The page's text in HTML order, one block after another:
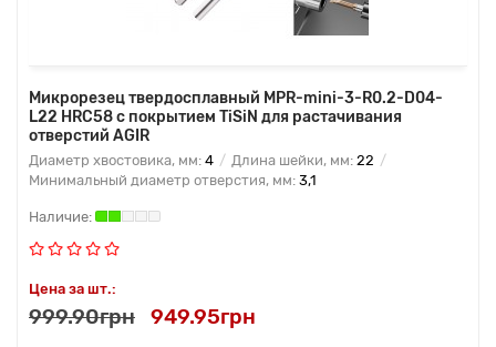
Микрорезец твердосплавный MPR-mini-3-R0.2-D04-
L22 HRC58 с покрытием TiSiN для растачивания
отверстий AGIR
Диаметр хвостовика, мм: 4 Длина шейки, мм: 22
Минимальный диаметр отверстия, мм: 3,1
Цена за шт.:
999.90грн 949.95грн